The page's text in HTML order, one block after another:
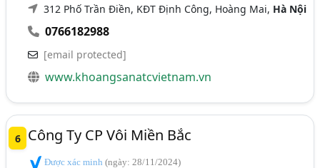
312 Phố Trần Điền, KĐT Định Công, Hoàng Mai, Hà Nội
0766182988
[email protected]
www.khoangsanatcvietnam.vn
6 Công Ty CP Vôi Miền Bắc
Được xác minh(ngày: 28/11/2024)